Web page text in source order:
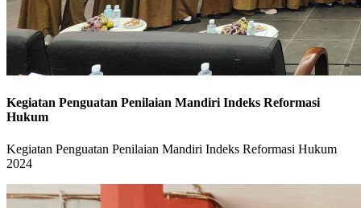
Kegiatan Penguatan Penilaian Mandiri Indeks Reformasi
Hukum
Kegiatan Penguatan Penilaian Mandiri Indeks Reformasi Hukum
2024